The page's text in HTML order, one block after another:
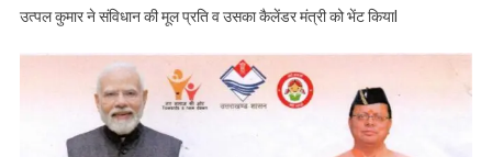
उत्पल कुमार ने संविधान की मूल प्रति व उसका कैलेंडर मंत्री को भेंट कियाI